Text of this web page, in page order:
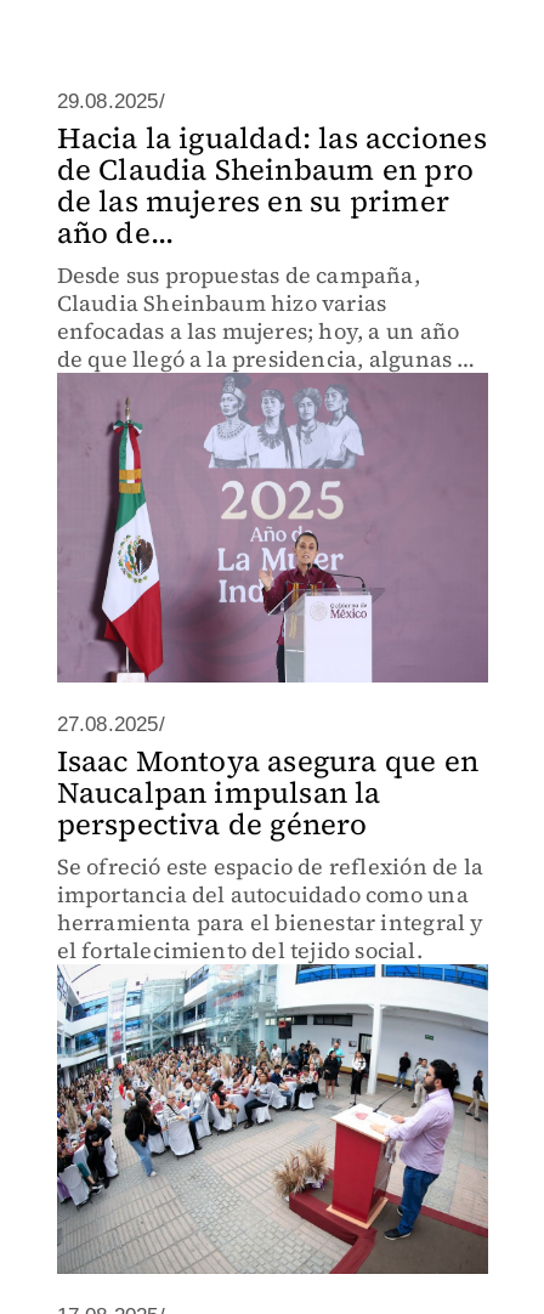
29.08.2025/
Hacia la igualdad: las acciones
de Claudia Sheinbaum en pro
de las mujeres en su primer
año de...
Desde sus propuestas de campaña,
Claudia Sheinbaum hizo varias
enfocadas a las mujeres; hoy, a un año
de que llegó a la presidencia, algunas ya
han sido cumplidas.
27.08.2025/
Isaac Montoya asegura que en
Naucalpan impulsan la
perspectiva de género
Se ofreció este espacio de reflexión de la
importancia del autocuidado como una
herramienta para el bienestar integral y
el fortalecimiento del tejido social.